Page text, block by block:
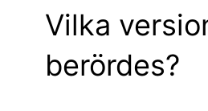
Vilka
berördes?